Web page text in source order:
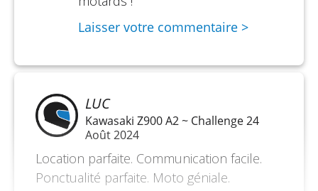
réglage de la précharge
Puissance maximale - 100,5 kW {136 ch} / 9,000
Couple maximal - 113 N•m / 7,600 tr/min
Consommation de carburant - 7,5 l/100 km
(moyenne)
Type de cadre - Double berceau tubulaire en
Laisser votre commentaire >
LUC
Kawasaki Z900 A2 ~ Challenge 24
Août 2024
Location parfaite. Communication facile.
Ponctualité parfaite. Moto géniale.